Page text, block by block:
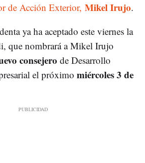
de Acción Exterior, Mikel Irujo.
ya ha aceptado este viernes la
que nombrará a Mikel Irujo
consejero de Desarrollo
el próximo miércoles 3 de